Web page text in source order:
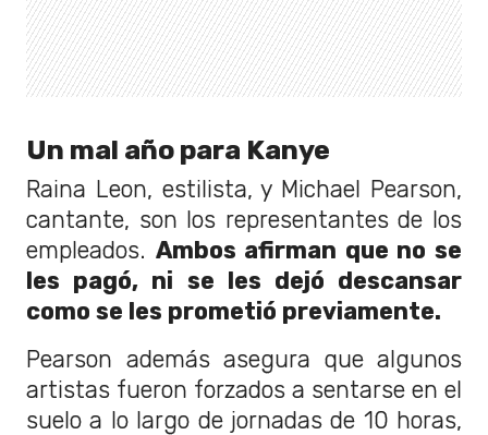
Un mal año para Kanye
Raina Leon, estilista, y Michael Pearson,
cantante, son los representantes de los
empleados. Ambos afirman que no se
les pagó, ni se les dejó descansar
como se les prometió previamente.
Pearson además asegura que algunos
artistas fueron forzados a sentarse en el
suelo a lo largo de jornadas de 10 horas,